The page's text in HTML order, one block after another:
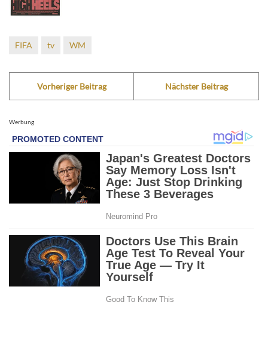
FIFA tv WM
Vorheriger Beitrag Nächster Beitrag
Werbung